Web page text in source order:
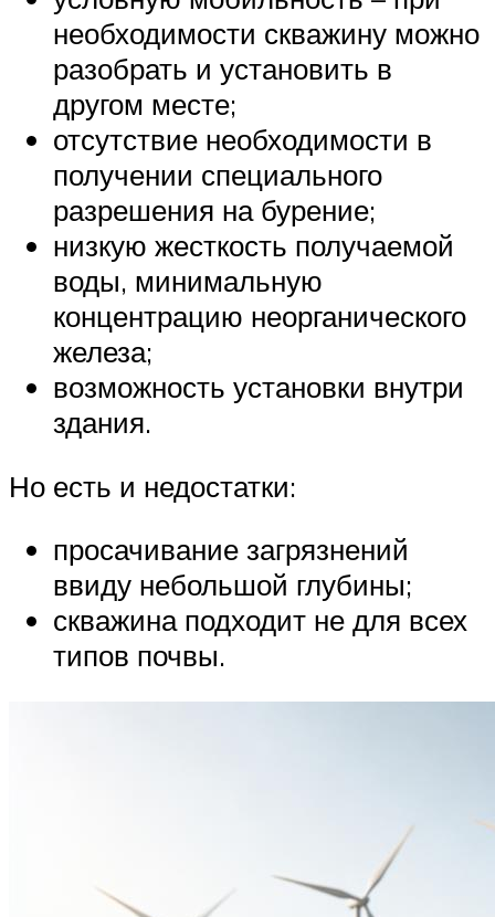
необходимости скважину можно
разобрать и установить в
другом месте;
отсутствие необходимости в
получении специального
разрешения на бурение;
низкую жесткость получаемой
воды, минимальную
концентрацию неорганического
железа;
возможность установки внутри
здания.
Но есть и недостатки:
просачивание загрязнений
ввиду небольшой глубины;
скважина подходит не для всех
типов почвы.